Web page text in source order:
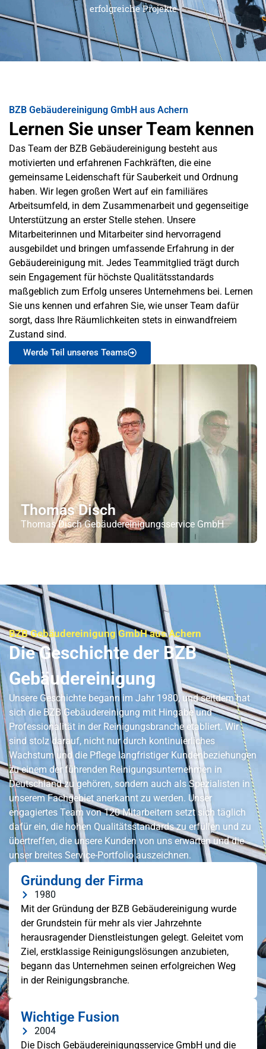
erfolgreiche Projekte
BZB Gebäudereinigung GmbH aus Achern
Lernen Sie unser Team kennen
Das Team der BZB Gebäudereinigung besteht aus
motivierten und erfahrenen Fachkräften, die eine
gemeinsame Leidenschaft für Sauberkeit und Ordnung
haben. Wir legen großen Wert auf ein familiäres
Arbeitsumfeld, in dem Zusammenarbeit und gegenseitige
Unterstützung an erster Stelle stehen. Unsere
Mitarbeiterinnen und Mitarbeiter sind hervorragend
ausgebildet und bringen umfassende Erfahrung in der
Gebäudereinigung mit. Jedes Teammitglied trägt durch
sein Engagement für höchste Qualitätsstandards
maßgeblich zum Erfolg unseres Unternehmens bei. Lernen
Sie uns kennen und erfahren Sie, wie unser Team dafür
sorgt, dass Ihre Räumlichkeiten stets in einwandfreiem
Zustand sind.
Werde Teil unseres Teams
Thomas Disch
Thomas Disch Gebäudereinigungsservice GmbH
BZB Gebäudereinigung GmbH aus Achern
Die Geschichte der BZB
Gebäudereinigung
Unsere Geschichte begann im Jahr 1980, und seitdem hat
sich die BZB Gebäudereinigung mit Hingabe und
Professionalität in der Reinigungsbranche etabliert. Wir
sind stolz darauf, nicht nur durch kontinuierliches
Wachstum und die Pflege langfristiger Kundenbeziehungen
zu einem der führenden Reinigungsunternehmen in
Deutschland zu gehören, sondern auch als Spezialisten in
unserem Fachgebiet anerkannt zu werden. Unser
engagiertes Team von 120 Mitarbeitern setzt sich täglich
dafür ein, die hohen Qualitätsstandards zu erfüllen und zu
übertreffen, die unsere Kunden von uns erwarten und die
unser breites Service-Portfolio auszeichnen.
Gründung der Firma
1980
Mit der Gründung der BZB Gebäudereinigung wurde
der Grundstein für mehr als vier Jahrzehnte
herausragender Dienstleistungen gelegt. Geleitet vom
Ziel, erstklassige Reinigungslösungen anzubieten,
begann das Unternehmen seinen erfolgreichen Weg
in der Reinigungsbranche.
Wichtige Fusion
2004
Die Disch Gebäudereinigungsservice GmbH und die